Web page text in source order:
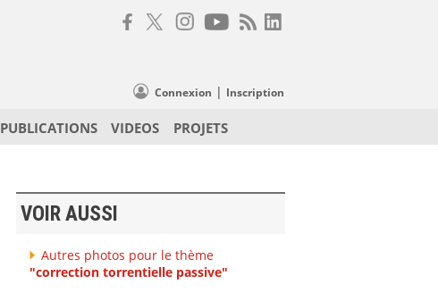
Connexion | Inscription
PUBLICATIONS VIDEOS PROJETS
VOIR AUSSI
Autres photos pour le thème
"correction torrentielle passive"